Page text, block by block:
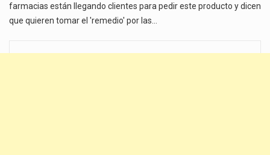
farmacias están llegando clientes para pedir este producto y dicen
que quieren tomar el 'remedio' por las…